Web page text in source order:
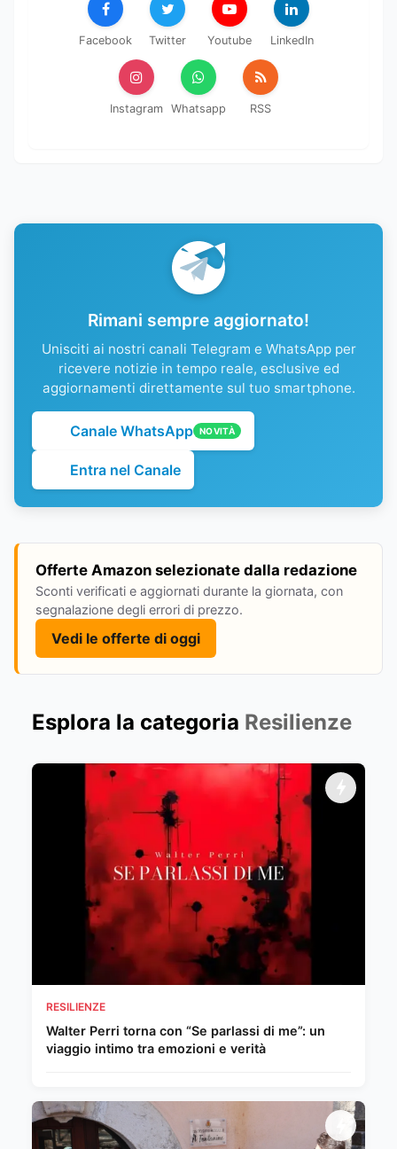
Facebook Twitter Youtube LinkedIn
Instagram Whatsapp RSS
Rimani sempre aggiornato!
Unisciti ai nostri canali Telegram e WhatsApp per
ricevere notizie in tempo reale, esclusive ed
aggiornamenti direttamente sul tuo smartphone.
Canale WhatsApp NOVITÀ
Entra nel Canale
Offerte Amazon selezionate dalla redazione
Sconti verificati e aggiornati durante la giornata, con
segnalazione degli errori di prezzo.
Vedi le offerte di oggi
Esplora la categoria Resilienze
RESILIENZE
Walter Perri torna con “Se parlassi di me”: un
viaggio intimo tra emozioni e verità